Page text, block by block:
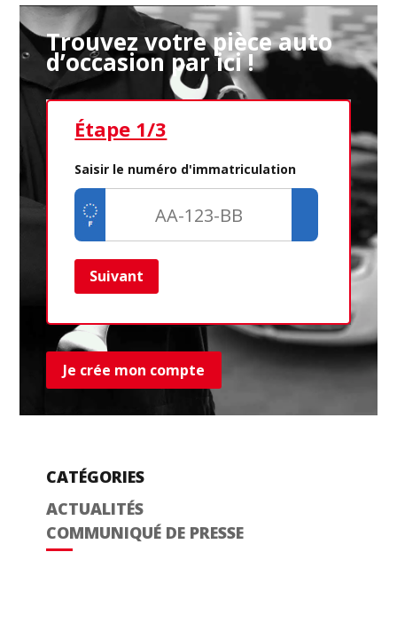
Trouvez votre pièce auto
d’occasion par ici !
Étape 1/3
Saisir le numéro d'immatriculation
Suivant
Je crée mon compte
CATÉGORIES
ACTUALITÉS
COMMUNIQUÉ DE PRESSE